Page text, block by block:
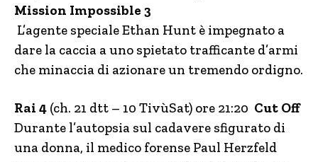
Mission Impossible 3
L’agente speciale Ethan Hunt è impegnato a
dare la caccia a uno spietato trafficante d’armi
che minaccia di azionare un tremendo ordigno.
Rai 4 (ch. 21 dtt – 10 TivùSat) ore 21:20 Cut Off
Durante l’autopsia sul cadavere sfigurato di
una donna, il medico forense Paul Herzfeld